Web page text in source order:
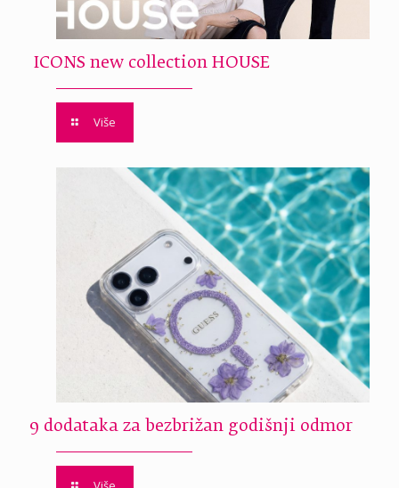
ICONS new collection HOUSE
Više
9 dodataka za bezbrižan godišnji odmor